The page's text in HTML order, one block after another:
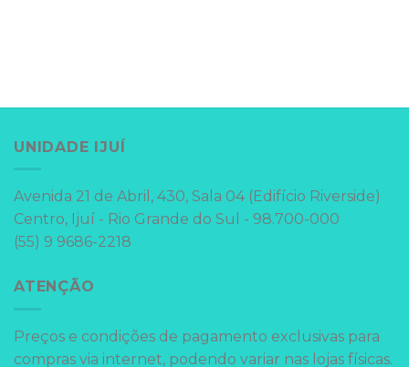
UNIDADE IJUÍ
Avenida 21 de Abril, 430, Sala 04 (Edifício Riverside)
Centro, Ijuí - Rio Grande do Sul - 98.700-000
(55) 9 9686-2218
ATENÇÃO
Preços e condições de pagamento exclusivas para
compras via internet, podendo variar nas lojas físicas.